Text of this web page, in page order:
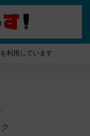
利用しています